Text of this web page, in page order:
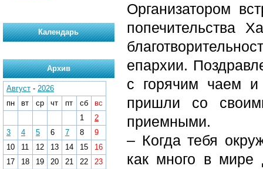
Организатором
попечительства
епархии.
с горячим чаем и
пришли со
приемными.
– Когда тебя
как много в мире
Календарь
Архив
Август - 2026
пн
вт ср чт пт сб
вс
1
2
3
4 5 6 7 8
9
10
11 12 13 14 15
16
17
18 19 20 21 22
23